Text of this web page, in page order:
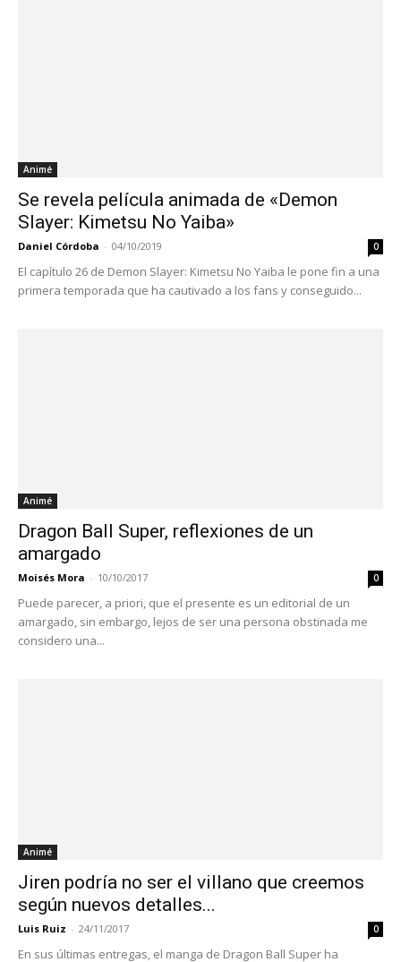
Animé
Se revela película animada de «Demon
Slayer: Kimetsu No Yaiba»
Daniel Córdoba - 04/10/2019 0
El capítulo 26 de Demon Slayer: Kimetsu No Yaiba le pone fin a una
primera temporada que ha cautivado a los fans y conseguido...
Animé
Dragon Ball Super, reflexiones de un
amargado
Moisés Mora - 10/10/2017 0
Puede parecer, a priori, que el presente es un editorial de un
amargado, sin embargo, lejos de ser una persona obstinada me
considero una...
Animé
Jiren podría no ser el villano que creemos
según nuevos detalles...
Luis Ruiz - 24/11/2017 0
En sus últimas entregas, el manga de Dragon Ball Super ha